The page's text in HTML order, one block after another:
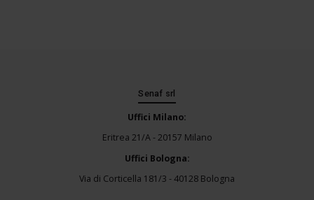
Senaf srl
Uffici Milano:
Eritrea 21/A - 20157 Milano
Uffici Bologna:
Via di Corticella 181/3 - 40128 Bologna